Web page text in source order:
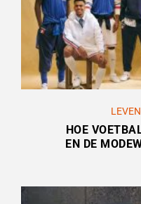
HOE
EN DE